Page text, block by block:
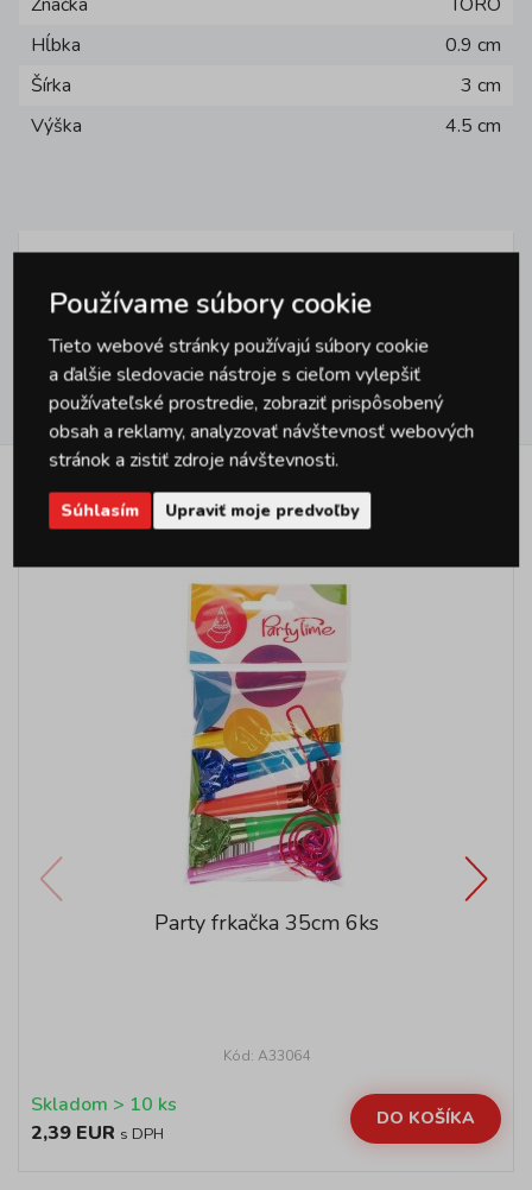
Hĺbka
0.9 cm
Šírka
3 cm
Výška
4.5 cm
Otázky 0
Hodnotenie 0
Podobné produkty
Party frkačka 35cm 6ks
Kód: A33064
Skladom > 10 ks
2,39 EUR s DPH
DO KOŠÍKA
Používame súbory cookie
Tieto webové stránky používajú súbory cookie
a ďalšie sledovacie nástroje s cieľom vylepšiť
používateľské prostredie, zobraziť prispôsobený
obsah a reklamy, analyzovať návštevnosť webových
stránok a zistiť zdroje návštevnosti.
Súhlasím Upraviť moje predvoľby